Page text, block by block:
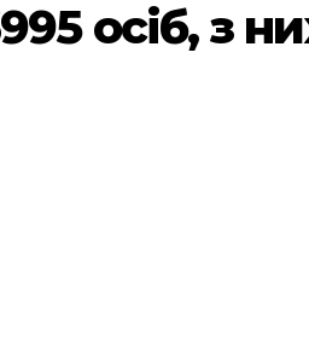
осіб, з